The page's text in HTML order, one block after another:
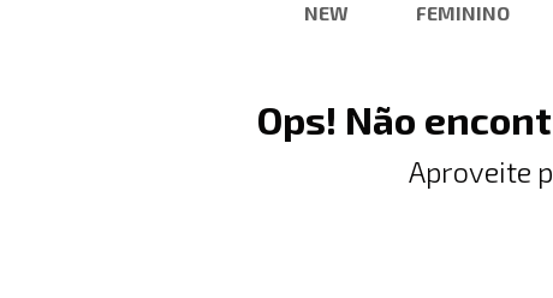
NEW FEMININO
Ops! Não
Aproveite